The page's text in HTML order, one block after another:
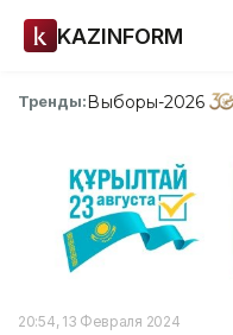
KAZINFORM
Тренды:Выборы-2026
20:54, 13 Февраля 2024